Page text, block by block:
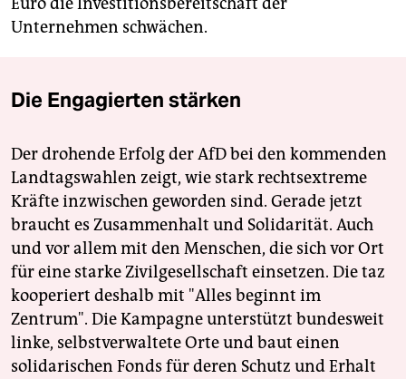
Unternehmen schwächen.
Die Engagierten stärken
Der drohende Erfolg der AfD bei den kommenden
Landtagswahlen zeigt, wie stark rechtsextreme
Kräfte inzwischen geworden sind. Gerade jetzt
braucht es Zusammenhalt und Solidarität. Auch
und vor allem mit den Menschen, die sich vor Ort
für eine starke Zivilgesellschaft einsetzen. Die taz
kooperiert deshalb mit "Alles beginnt im
Zentrum". Die Kampagne unterstützt bundesweit
linke, selbstverwaltete Orte und baut einen
solidarischen Fonds für deren Schutz und Erhalt